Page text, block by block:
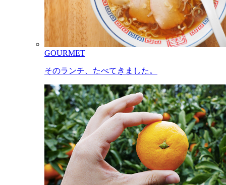
GOURMET
そのランチ、たべてきました。